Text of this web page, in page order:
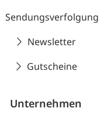
Sendungsverfolgung
Newsletter
Gutscheine
Unternehmen